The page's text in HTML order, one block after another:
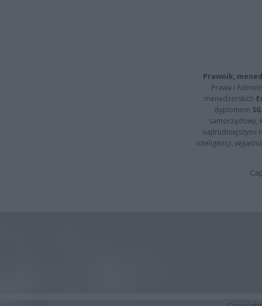
Prawnik,
Prawa i
menedżerskich
dyplomem
samorządowy,
najtrudniejszymi
inteligencji,